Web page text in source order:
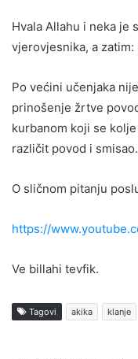
Hvala Allahu i neka je
vjerovjesnika, a zatim:
Po većini učenjaka
prinošenje žrtve
kurbanom koji se
različit povod i
O sličnom pitanju
https://
Ve billahi tevfik.
Tagovi akika klanje